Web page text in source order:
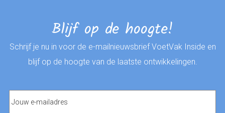
Blijf op de hoogte!
Schrijf je nu in voor de e-mailnieuwsbrief VoetVak Inside en
blijf op de hoogte van de laatste ontwikkelingen.